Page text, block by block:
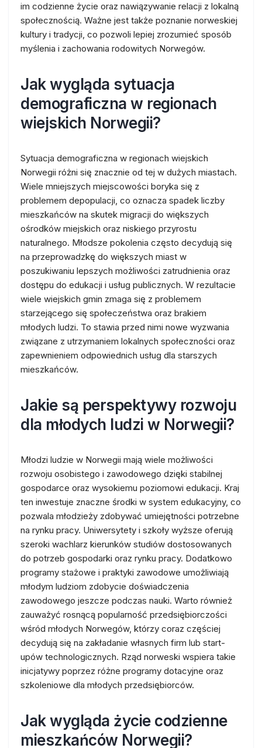
im codzienne życie oraz nawiązywanie relacji z lokalną
społecznością. Ważne jest także poznanie norweskiej
kultury i tradycji, co pozwoli lepiej zrozumieć sposób
myślenia i zachowania rodowitych Norwegów.
Jak wygląda sytuacja
demograficzna w regionach
wiejskich Norwegii?
Sytuacja demograficzna w regionach wiejskich
Norwegii różni się znacznie od tej w dużych miastach.
Wiele mniejszych miejscowości boryka się z
problemem depopulacji, co oznacza spadek liczby
mieszkańców na skutek migracji do większych
ośrodków miejskich oraz niskiego przyrostu
naturalnego. Młodsze pokolenia często decydują się
na przeprowadzkę do większych miast w
poszukiwaniu lepszych możliwości zatrudnienia oraz
dostępu do edukacji i usług publicznych. W rezultacie
wiele wiejskich gmin zmaga się z problemem
starzejącego się społeczeństwa oraz brakiem
młodych ludzi. To stawia przed nimi nowe wyzwania
związane z utrzymaniem lokalnych społeczności oraz
zapewnieniem odpowiednich usług dla starszych
mieszkańców.
Jakie są perspektywy rozwoju
dla młodych ludzi w Norwegii?
Młodzi ludzie w Norwegii mają wiele możliwości
rozwoju osobistego i zawodowego dzięki stabilnej
gospodarce oraz wysokiemu poziomowi edukacji. Kraj
ten inwestuje znaczne środki w system edukacyjny, co
pozwala młodzieży zdobywać umiejętności potrzebne
na rynku pracy. Uniwersytety i szkoły wyższe oferują
szeroki wachlarz kierunków studiów dostosowanych
do potrzeb gospodarki oraz rynku pracy. Dodatkowo
programy stażowe i praktyki zawodowe umożliwiają
młodym ludziom zdobycie doświadczenia
zawodowego jeszcze podczas nauki. Warto również
zauważyć rosnącą popularność przedsiębiorczości
wśród młodych Norwegów, którzy coraz częściej
decydują się na zakładanie własnych firm lub start-
upów technologicznych. Rząd norweski wspiera takie
inicjatywy poprzez różne programy dotacyjne oraz
szkoleniowe dla młodych przedsiębiorców.
Jak wygląda życie codzienne
mieszkańców Norwegii?